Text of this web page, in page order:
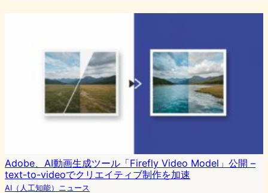
Adobe、AI動画生成ツール「Firefly Video Model」公開 –
text-to-videoでクリエイティブ制作を加速
AI（人工知能）ニュース